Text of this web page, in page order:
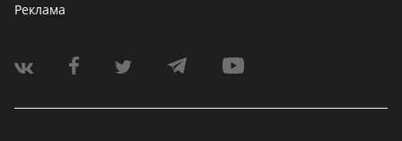
Реклама